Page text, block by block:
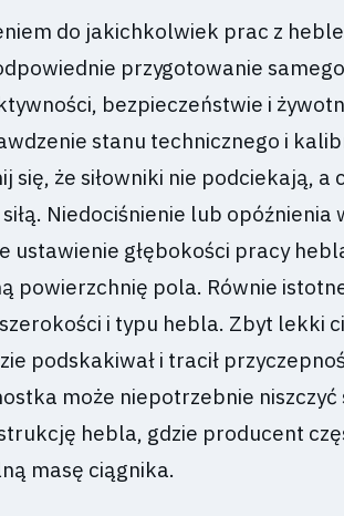
do jakichkolwiek prac z
przygotowanie
bezpieczeństwie i
stanu technicznego i
się, że siłowniki nie podciekają, a
Niedociśnienie lub
ustawienie głębokości pracy
powierzchnię pola. Równie
i typu hebla. Zbyt lekki
podskakiwał i tracił
może niepotrzebnie
hebla, gdzie producent
masę ciągnika.